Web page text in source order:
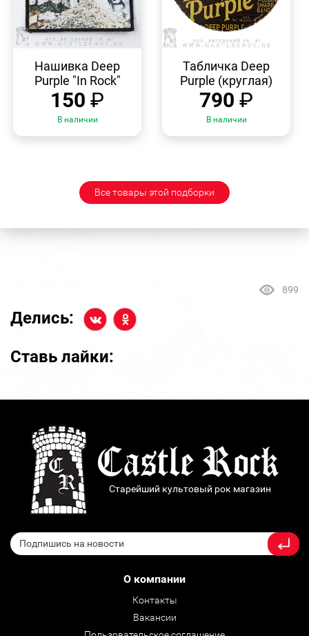
ПРОСМОТР
Нашивка Deep
Purple "In Rock"
150 ₽
В наличии
ПРОСМОТР
Табличка Deep
Purple (круглая)
790 ₽
В наличии
Все товары этой подборки
899
Делись:
Ставь лайки:
Старейший культовый рок магазин
О компании
Контакты
Вакансии